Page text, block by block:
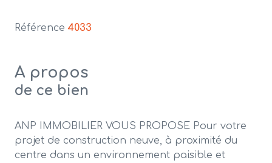
Référence 4033
A propos
de ce bien
ANP IMMOBILIER VOUS PROPOSE Pour votre
projet de construction neuve, à proximité du
centre dans un environnement paisible et